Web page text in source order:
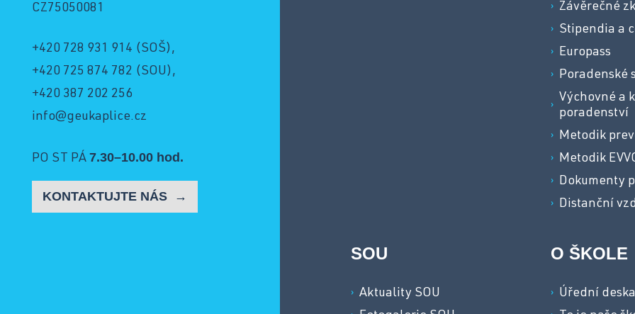
CZ75050081
+420 728 931 914 (SOŠ),
+420 725 874 782 (SOU),
+420 387 202 256
info@geukaplice.cz
PO ST PÁ 7.30–10.00 hod.
KONTAKTUJTE NÁS
Závěrečné
Stipendia a
Europass
Poradenské
Výchovné a
poradenství
Metodik
Metodik
Dokumenty
Distanční
SOU
Aktuality SOU
O ŠKOLE
Úřední deska